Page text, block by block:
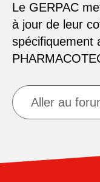
Le GERPAC
à jour de leur
spécifiquement
Aller au